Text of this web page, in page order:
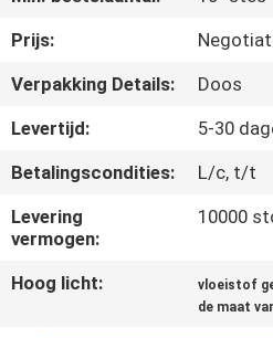
CONTACTEER
ONS
NIEUWS
VERZOEK
OM EEN
CITAAT
Prijs:
Verpakking Details:
Doos
Levertijd:
5-30
Betalingscondities:
L/c, t/t
Levering
vermogen:
10000
Hoog licht: vloeistof
de maat